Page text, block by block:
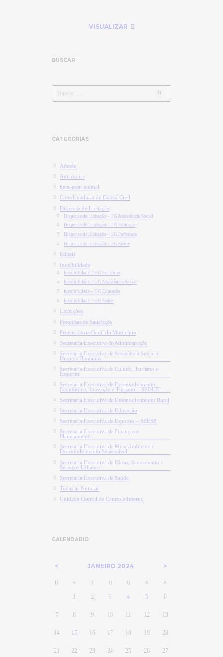
VISUALIZAR
BUSCAR
CATEGORIAS
Adesão
Autarquias
bem-estar animal
Coordenadoria de Defesa Civil
Dispensa de Licitação
Dispensa de Licitação – UG Assistência Social
Dispensa de Licitação – UG Educação
Dispensa de Licitação – UG Prefeitura
Dispensa de Licitação – UG Saúde
Editais
Inexibilidade
Inexibilidade – UG Prefeitura
Inexibilidade – UG Assistência Social
Inexibilidade – UG Educação
Inexibilidade – UG Saúde
Licitações
Pesquisas de Satisfação
Procuradoria Geral do Município
Secretaria Executiva de Administração
Secretaria Executiva de Assistência Social e
Direitos Humanos
Secretaria Executiva de Cultura, Turismo e
Esportes
Secretaria Executiva de Desenvolvimento
Econômico, Inovação e Turismo – SEDEIT
Secretaria Executiva de Desenvolvimento Rural
Secretaria Executiva de Educação
Secretaria Executiva de Esportes – SEESP
Secretaria Executiva de Finanças e
Planejamento
Secretaria Executiva de Meio Ambiente e
Desenvolvimento Sustentável
Secretaria Executiva de Obras, Saneamento e
Serviços Urbanos
Secretaria Executiva de Saúde
Todas as Noticias
Unidade Central de Controle Interno
CALENDARIO
JANEIRO 2024
D S T Q Q S S
1 2 3 4 5 6
7 8 9 10 11 12 13
14 15 16 17 18 19 20
21 22 23 24 25 26 27